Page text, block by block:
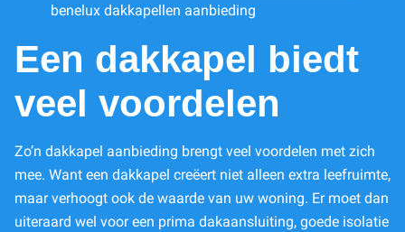
benelux dakkapellen aanbieding
Een dakkapel biedt
veel voordelen
Zo’n dakkapel aanbieding brengt veel voordelen met zich
mee. Want een dakkapel creëert niet alleen extra leefruimte,
maar verhoogt ook de waarde van uw woning. Er moet dan
uiteraard wel voor een prima dakaansluiting, goede isolatie